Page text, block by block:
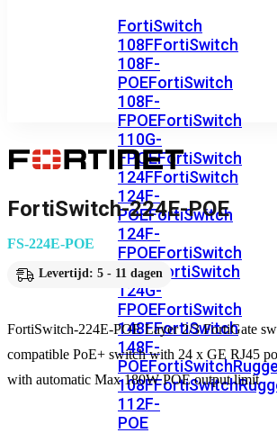
FortiSwitch
108FFortiSwitch
108F-
POEFortiSwitch
108F-
FPOEFortiSwitch
110G-
FPOEFortiSwitch
124FFortiSwitch
124F-
POEFortiSwitch
124F-
FPOEFortiSwitch
124GFortiSwitch
124G-
FPOEFortiSwitch
148FFortiSwitch
148F-
POE
108F
112F-
POE
FortiSwitch-224E-POE
FS-224E-POE
Levertijd: 5 - 11 dagen
FortiSwitch-224E-POE Layer 2/3 FortiGate
compatible PoE+ switch with 24 x GE RJ45
with automatic Max 180W POE output limit